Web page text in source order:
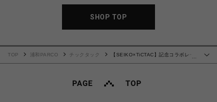
SHOP TOP
…
TOP 浦和PARCO チックタック
【SEIKO×TiCTAC】記念コラボレー